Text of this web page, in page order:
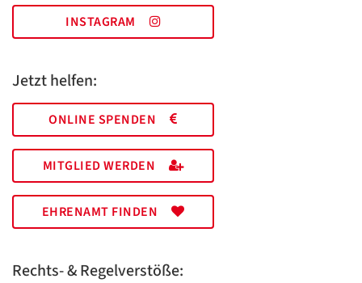
INSTAGRAM
Jetzt helfen:
ONLINE SPENDEN
MITGLIED WERDEN
EHRENAMT FINDEN
Rechts- & Regelverstöße: